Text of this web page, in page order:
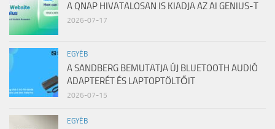
A QNAP HIVATALOSAN IS KIADJA AZ AI GENIUS-T
2026-07-17
EGYÉB
A SANDBERG BEMUTATJA ÚJ BLUETOOTH AUDIÓ
ADAPTERÉT ÉS LAPTOPTÖLTŐIT
2026-07-15
EGYÉB